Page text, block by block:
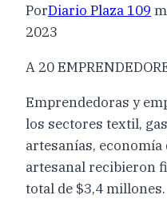
PorDiario Plaza 109
2023
A 20
Emprendedoras y
los sectores textil,
artesanías,
artesanal recibieron
total de $3,4 millones.